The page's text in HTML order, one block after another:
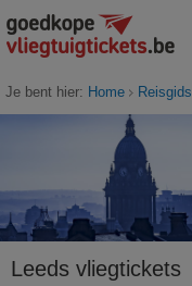
Je bent hier: Home Reisgids
Leeds vliegtickets